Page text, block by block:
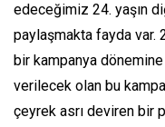
edeceğimiz 24. yaşın
paylaşmakta fayda var.
bir kampanya dönemine
verilecek olan bu
çeyrek asrı deviren bir